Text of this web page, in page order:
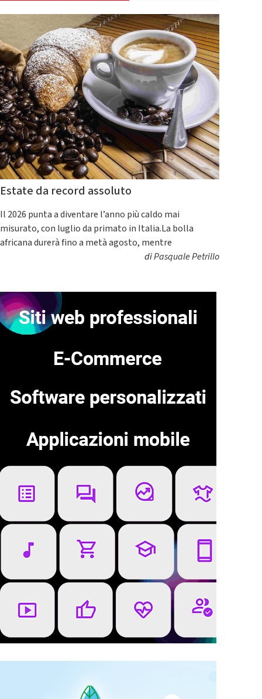
Estate da record assoluto
Il 2026 punta a diventare l’anno più caldo mai
misurato, con luglio da primato in Italia.La bolla
africana durerà fino a metà agosto, mentre
diPasquale Petrillo